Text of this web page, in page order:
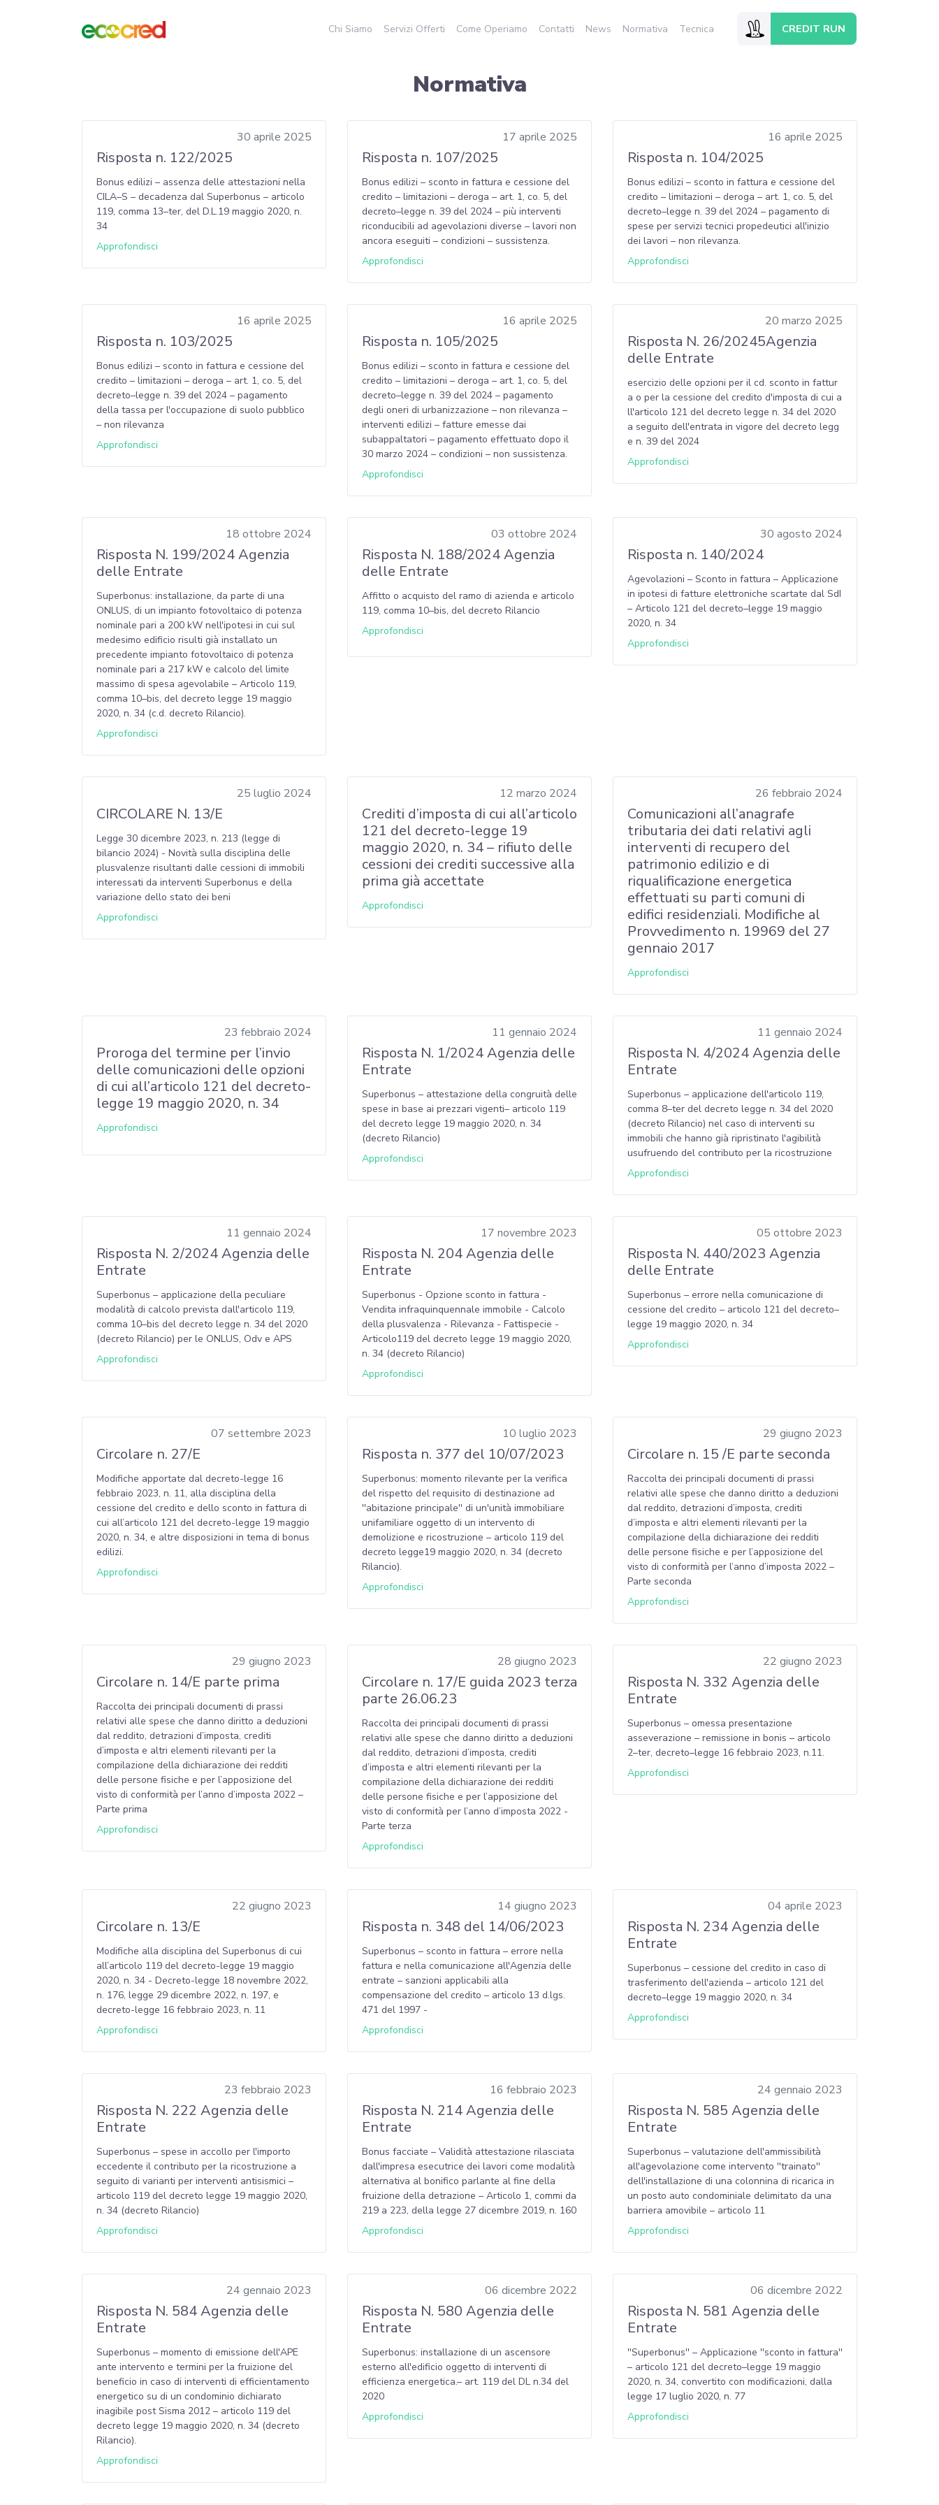
Chi Siamo Servizi Offerti Come Operiamo Contatti News Normativa Tecnica CREDIT RUN
Normativa
30 aprile 2025
Risposta n. 122/2025
Bonus edilizi – assenza delle attestazioni nella
CILA–S – decadenza dal Superbonus – articolo
119, comma 13–ter, del D.L.19 maggio 2020, n.
34
Approfondisci
17 aprile 2025
Risposta n. 107/2025
Bonus edilizi – sconto in fattura e cessione del
credito – limitazioni – deroga – art. 1, co. 5, del
decreto–legge n. 39 del 2024 – più interventi
riconducibili ad agevolazioni diverse – lavori non
ancora eseguiti – condizioni – sussistenza.
Approfondisci
16 aprile 2025
Risposta n. 104/2025
Bonus edilizi – sconto in fattura e cessione del
credito – limitazioni – deroga – art. 1, co. 5, del
decreto–legge n. 39 del 2024 – pagamento di
spese per servizi tecnici propedeutici all'inizio
dei lavori – non rilevanza.
Approfondisci
16 aprile 2025
Risposta n. 103/2025
Bonus edilizi – sconto in fattura e cessione del
credito – limitazioni – deroga – art. 1, co. 5, del
decreto–legge n. 39 del 2024 – pagamento
della tassa per l'occupazione di suolo pubblico
– non rilevanza
Approfondisci
16 aprile 2025
Risposta n. 105/2025
Bonus edilizi – sconto in fattura e cessione del
credito – limitazioni – deroga – art. 1, co. 5, del
decreto–legge n. 39 del 2024 – pagamento
degli oneri di urbanizzazione – non rilevanza –
interventi edilizi – fatture emesse dai
subappaltatori – pagamento effettuato dopo il
30 marzo 2024 – condizioni – non sussistenza.
Approfondisci
20 marzo 2025
Risposta N. 26/20245Agenzia
delle Entrate
esercizio delle opzioni per il cd. sconto in fattur
a o per la cessione del credito d'imposta di cui a
ll'articolo 121 del decreto legge n. 34 del 2020
a seguito dell'entrata in vigore del decreto legg
e n. 39 del 2024
Approfondisci
18 ottobre 2024
Risposta N. 199/2024 Agenzia
delle Entrate
Superbonus: installazione, da parte di una
ONLUS, di un impianto fotovoltaico di potenza
nominale pari a 200 kW nell'ipotesi in cui sul
medesimo edificio risulti già installato un
precedente impianto fotovoltaico di potenza
nominale pari a 217 kW e calcolo del limite
massimo di spesa agevolabile – Articolo 119,
comma 10–bis, del decreto legge 19 maggio
2020, n. 34 (c.d. decreto Rilancio).
Approfondisci
03 ottobre 2024
Risposta N. 188/2024 Agenzia
delle Entrate
Affitto o acquisto del ramo di azienda e articolo
119, comma 10–bis, del decreto Rilancio
Approfondisci
30 agosto 2024
Risposta n. 140/2024
Agevolazioni – Sconto in fattura – Applicazione
in ipotesi di fatture elettroniche scartate dal SdI
– Articolo 121 del decreto–legge 19 maggio
2020, n. 34
Approfondisci
25 luglio 2024
CIRCOLARE N. 13/E
Legge 30 dicembre 2023, n. 213 (legge di
bilancio 2024) - Novità sulla disciplina delle
plusvalenze risultanti dalle cessioni di immobili
interessati da interventi Superbonus e della
variazione dello stato dei beni
Approfondisci
12 marzo 2024
Crediti d’imposta di cui all’articolo
121 del decreto-legge 19
maggio 2020, n. 34 – rifiuto delle
cessioni dei crediti successive alla
prima già accettate
Approfondisci
26 febbraio 2024
Comunicazioni all’anagrafe
tributaria dei dati relativi agli
interventi di recupero del
patrimonio edilizio e di
riqualificazione energetica
effettuati su parti comuni di
edifici residenziali. Modifiche al
Provvedimento n. 19969 del 27
gennaio 2017
Approfondisci
23 febbraio 2024
Proroga del termine per l’invio
delle comunicazioni delle opzioni
di cui all’articolo 121 del decreto-
legge 19 maggio 2020, n. 34
Approfondisci
11 gennaio 2024
Risposta N. 1/2024 Agenzia delle
Entrate
Superbonus – attestazione della congruità delle
spese in base ai prezzari vigenti– articolo 119
del decreto legge 19 maggio 2020, n. 34
(decreto Rilancio)
Approfondisci
11 gennaio 2024
Risposta N. 4/2024 Agenzia delle
Entrate
Superbonus – applicazione dell'articolo 119,
comma 8–ter del decreto legge n. 34 del 2020
(decreto Rilancio) nel caso di interventi su
immobili che hanno già ripristinato l'agibilità
usufruendo del contributo per la ricostruzione
Approfondisci
11 gennaio 2024
Risposta N. 2/2024 Agenzia delle
Entrate
Superbonus – applicazione della peculiare
modalità di calcolo prevista dall'articolo 119,
comma 10–bis del decreto legge n. 34 del 2020
(decreto Rilancio) per le ONLUS, Odv e APS
Approfondisci
17 novembre 2023
Risposta N. 204 Agenzia delle
Entrate
Superbonus - Opzione sconto in fattura -
Vendita infraquinquennale immobile - Calcolo
della plusvalenza - Rilevanza - Fattispecie -
Articolo119 del decreto legge 19 maggio 2020,
n. 34 (decreto Rilancio)
Approfondisci
05 ottobre 2023
Risposta N. 440/2023 Agenzia
delle Entrate
Superbonus – errore nella comunicazione di
cessione del credito – articolo 121 del decreto–
legge 19 maggio 2020, n. 34
Approfondisci
07 settembre 2023
Circolare n. 27/E
Modifiche apportate dal decreto-legge 16
febbraio 2023, n. 11, alla disciplina della
cessione del credito e dello sconto in fattura di
cui all’articolo 121 del decreto-legge 19 maggio
2020, n. 34, e altre disposizioni in tema di bonus
edilizi.
Approfondisci
10 luglio 2023
Risposta n. 377 del 10/07/2023
Superbonus: momento rilevante per la verifica
del rispetto del requisito di destinazione ad
''abitazione principale'' di un'unità immobiliare
unifamiliare oggetto di un intervento di
demolizione e ricostruzione – articolo 119 del
decreto legge19 maggio 2020, n. 34 (decreto
Rilancio).
Approfondisci
29 giugno 2023
Circolare n. 15 /E parte seconda
Raccolta dei principali documenti di prassi
relativi alle spese che danno diritto a deduzioni
dal reddito, detrazioni d’imposta, crediti
d’imposta e altri elementi rilevanti per la
compilazione della dichiarazione dei redditi
delle persone fisiche e per l’apposizione del
visto di conformità per l’anno d’imposta 2022 –
Parte seconda
Approfondisci
29 giugno 2023
Circolare n. 14/E parte prima
Raccolta dei principali documenti di prassi
relativi alle spese che danno diritto a deduzioni
dal reddito, detrazioni d’imposta, crediti
d’imposta e altri elementi rilevanti per la
compilazione della dichiarazione dei redditi
delle persone fisiche e per l’apposizione del
visto di conformità per l’anno d’imposta 2022 –
Parte prima
Approfondisci
28 giugno 2023
Circolare n. 17/E guida 2023 terza
parte 26.06.23
Raccolta dei principali documenti di prassi
relativi alle spese che danno diritto a deduzioni
dal reddito, detrazioni d’imposta, crediti
d’imposta e altri elementi rilevanti per la
compilazione della dichiarazione dei redditi
delle persone fisiche e per l’apposizione del
visto di conformità per l’anno d’imposta 2022 -
Parte terza
Approfondisci
22 giugno 2023
Risposta N. 332 Agenzia delle
Entrate
Superbonus – omessa presentazione
asseverazione – remissione in bonis – articolo
2–ter, decreto–legge 16 febbraio 2023, n.11.
Approfondisci
22 giugno 2023
Circolare n. 13/E
Modifiche alla disciplina del Superbonus di cui
all’articolo 119 del decreto-legge 19 maggio
2020, n. 34 - Decreto-legge 18 novembre 2022,
n. 176, legge 29 dicembre 2022, n. 197, e
decreto-legge 16 febbraio 2023, n. 11
Approfondisci
14 giugno 2023
Risposta n. 348 del 14/06/2023
Superbonus – sconto in fattura – errore nella
fattura e nella comunicazione all'Agenzia delle
entrate – sanzioni applicabili alla
compensazione del credito – articolo 13 d.lgs.
471 del 1997 -
Approfondisci
04 aprile 2023
Risposta N. 234 Agenzia delle
Entrate
Superbonus – cessione del credito in caso di
trasferimento dell'azienda – articolo 121 del
decreto–legge 19 maggio 2020, n. 34
Approfondisci
23 febbraio 2023
Risposta N. 222 Agenzia delle
Entrate
Superbonus – spese in accollo per l'importo
eccedente il contributo per la ricostruzione a
seguito di varianti per interventi antisismici –
articolo 119 del decreto legge 19 maggio 2020,
n. 34 (decreto Rilancio)
Approfondisci
16 febbraio 2023
Risposta N. 214 Agenzia delle
Entrate
Bonus facciate – Validità attestazione rilasciata
dall'impresa esecutrice dei lavori come modalità
alternativa al bonifico parlante al fine della
fruizione della detrazione – Articolo 1, commi da
219 a 223, della legge 27 dicembre 2019, n. 160
Approfondisci
24 gennaio 2023
Risposta N. 585 Agenzia delle
Entrate
Superbonus – valutazione dell'ammissibilità
all'agevolazione come intervento ''trainato''
dell'installazione di una colonnina di ricarica in
un posto auto condominiale delimitato da una
barriera amovibile – articolo 11
Approfondisci
24 gennaio 2023
Risposta N. 584 Agenzia delle
Entrate
Superbonus – momento di emissione dell'APE
ante intervento e termini per la fruizione del
beneficio in caso di interventi di efficientamento
energetico su di un condominio dichiarato
inagibile post Sisma 2012 – articolo 119 del
decreto legge 19 maggio 2020, n. 34 (decreto
Rilancio).
Approfondisci
06 dicembre 2022
Risposta N. 580 Agenzia delle
Entrate
Superbonus: installazione di un ascensore
esterno all'edificio oggetto di interventi di
efficienza energetica.– art. 119 del DL n.34 del
2020
Approfondisci
06 dicembre 2022
Risposta N. 581 Agenzia delle
Entrate
''Superbonus'' – Applicazione ''sconto in fattura''
– articolo 121 del decreto–legge 19 maggio
2020, n. 34, convertito con modificazioni, dalla
legge 17 luglio 2020, n. 77
Approfondisci